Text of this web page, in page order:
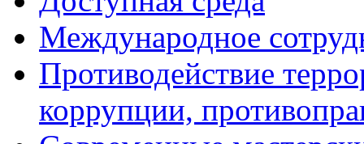
Международное
Противодействие
коррупции,